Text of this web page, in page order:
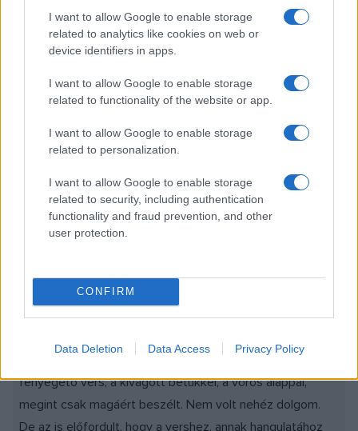
I want to allow Google to enable storage
related to analytics like cookies on web or
device identifiers in apps.
I want to allow Google to enable storage
related to functionality of the website or app.
I want to allow Google to enable storage
related to personalization.
I want to allow Google to enable storage
related to security, including authentication
functionality and fraud prevention, and other
user protection.
CONFIRM
Data Deletion Data Access Privacy Policy
"Nem tartom magam költőnek. Írok verseket, de nem
ez a fő foglalkozásom. Öt-hat dolog is van, ami kitölti az
Kiss Réka Judit és Sós Eszter
konkrét alkotás?
indított arra, hogy órát, s ne mást válasszak. Mellette a
fenyegető vers, a kivágott betűkkel, a vörös alappal,
megint csak magáért beszélt. Nem volt nehéz dolgom.
De az is előfordult, hogy a vershez, annak hangulatához